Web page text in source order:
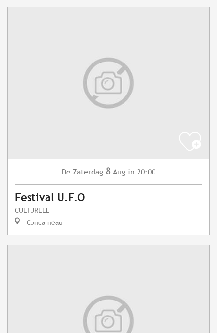
De Zaterdag 8 Aug in 20:00
Festival U.F.O
CULTUREEL
Concarneau